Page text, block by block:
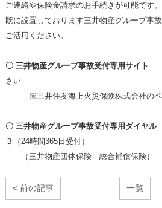
ご連絡や保険金請求のお手続きが可能です。
既に設置しております三井物産グループ事
ご活用ください。
〇 三井物産グループ事故受付専用サイト
さい
※三井住友海上火災保険株式会社のペ
〇 三井物産グループ事故受付専用ダイヤル
３（24時間365日受付）
（三井物産団体保険 総合補償保険）
< 前の記事 一覧